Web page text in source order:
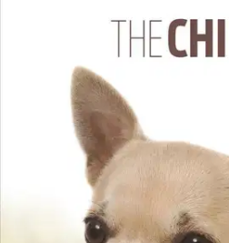
Tarkista
Ei saatavilla
Tuotekuvaus